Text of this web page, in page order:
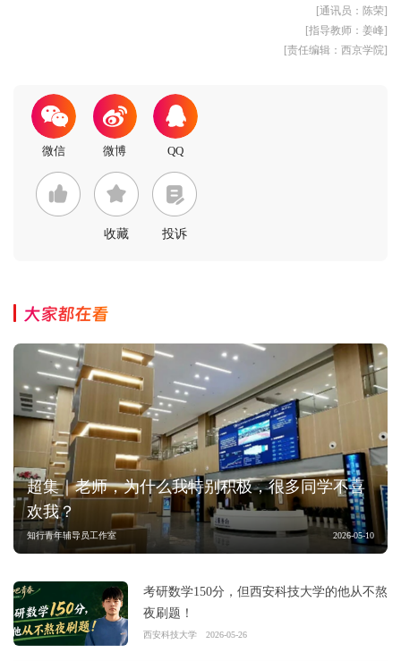
[通讯员：陈荣]
[指导教师：姜峰]
[责任编辑：西京学院]
收藏 投诉
大家都在看
超集｜老师，为什么我特别积极，很多同学不喜
欢我？
知行青年辅导员工作室 2026-05-10
考研数学150分，但西安科技大学的他从不熬
夜刷题！
西安科技大学 2026-05-26